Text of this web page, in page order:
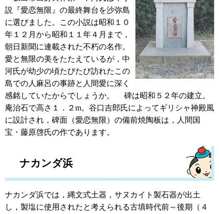
説『愛恋無限』の最終舞台を沙弥島
に選びました。この小説は昭和１０
年１２月から昭和１１年４月まで，
朝日新聞に連載された不朽の名作。
愛と無限の美をたたえているが，中
河氏が幼少の頃たびたび訪れたこの
島での人麻呂の事跡と人間愛に深く
感銘していたからでしょうか。 碑は昭和５２年の建立。
庵治石で高さ１．２m。谷口吉郎氏によってギリシャ神殿風
に設計され，碑面（愛恋無限）の備前焼陶板は，人間国
宝・藤原啓氏の作であります。
ナカンダ浜
ナカンダ浜では，縄文式土器，サヌカイト製石器が出土
し，製塩に使用されたと考えられる古填時代前～後期（４